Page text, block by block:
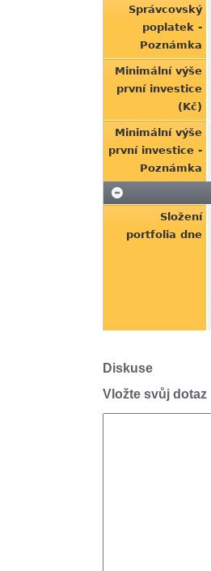
Správcovský
poplatek -
Poznámka
Minimální výše
první investice
(Kč)
Minimální výše
první investice -
Poznámka
Složení
portfolia dne
Diskuse
Vložte svůj dotaz